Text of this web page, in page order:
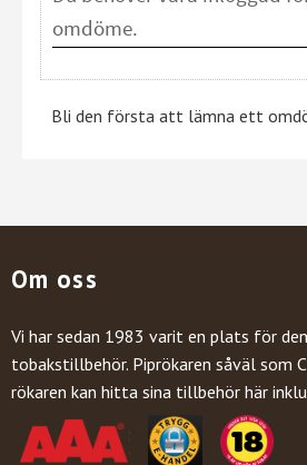
Bli den första att lämna ett
Om oss
Vi har sedan 1983 varit en plats för
tobakstillbehör. Piprökaren såväl som
rökaren kan hitta sina tillbehör här